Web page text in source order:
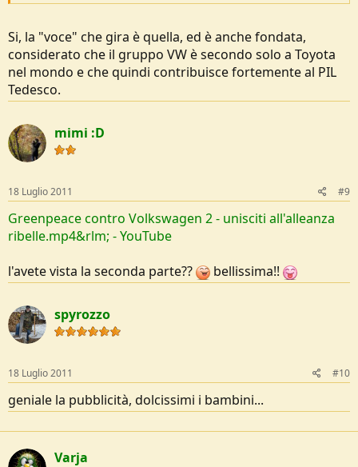
Si, la "voce" che gira è quella, ed è anche fondata,
considerato che il gruppo VW è secondo solo a Toyota
nel mondo e che quindi contribuisce fortemente al PIL
Tedesco.
mimi :D
18 Luglio 2011 #9
‪Greenpeace contro Volkswagen 2 - unisciti all'alleanza
ribelle.mp4‬&rlm; - YouTube
l'avete vista la seconda parte??
bellissima!!
spyrozzo
18 Luglio 2011 #10
geniale la pubblicità, dolcissimi i bambini...
Varja